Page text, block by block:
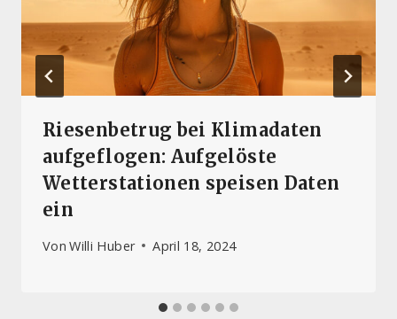
Riesenbetrug bei Klimadaten
aufgeflogen: Aufgelöste
Wetterstationen speisen Daten
ein
Von Willi Huber April 18, 2024